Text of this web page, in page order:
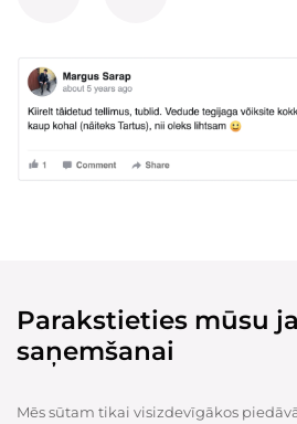
Parakstieties mūsu
saņemšanai
Mēs sūtam tikai visizdevīgākos